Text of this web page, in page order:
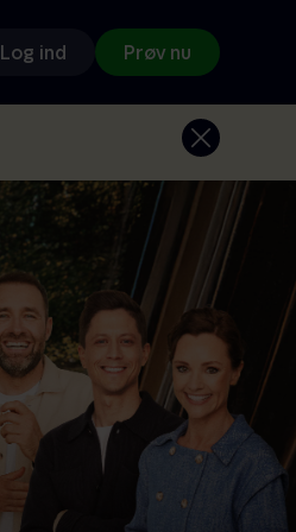
Log ind Prøv nu